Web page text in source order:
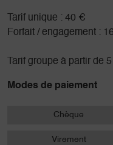
Tarif unique : 40 €
Forfait / engagement :
Tarif groupe à partir de
Modes de paiement
Chèque
Virement